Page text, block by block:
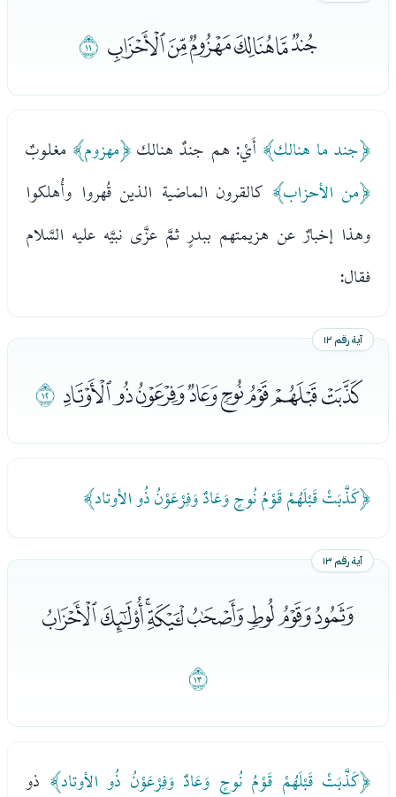
ﯟﯠﯡﯢﯣﯤ ﯥ
﴿جند ما هنالك﴾ أَيْ: هم جندٌ هنالك﴿مهزوم﴾ مغلوبٌ
﴿من الأحزاب﴾ كالقرون الماضية الذين قُهروا وأُهلكوا
وهذا إخبارٌ عن هزيمتهم ببدرٍ ثمَّ عزَّى نبيَّه عليه السَّلام
فقال:
آية رقم ١٢
ﯦﯧﯨﯩﯪﯫﯬﯭﯮ
﴿كَذَّبَتْ قَبْلَهُمْ قَوْمُ نُوحٍ وَعَادٌ وَفِرْعَوْنُ ذُو الأوتاد﴾
آية رقم ١٣
ﯯﯰﯱﯲﯳﯴﯵﯶ
ﯷ
﴿كَذَّبَتْ قَبْلَهُمْ قَوْمُ نُوحٍ وَعَادٌ وَفِرْعَوْنُ ذُو الأوتاد﴾ ذو